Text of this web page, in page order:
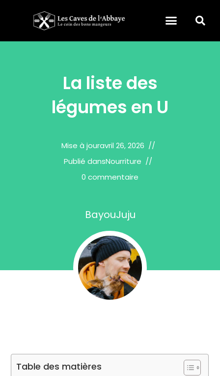
La liste des
légumes en U
Mise à jouravril 26, 2026
Publié dansNourriture
0 commentaire
BayouJuju
Table des matières